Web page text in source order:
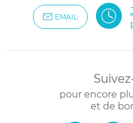
EMAIL
pour encore
et de